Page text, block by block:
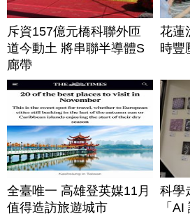
斥資157億元橋科聯外匝
道今動土 將串聯半導體S
廊帶
花蓮
時豐
全臺唯一 高雄登英媒11月
值得造訪旅遊城市
科學
「